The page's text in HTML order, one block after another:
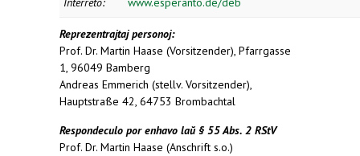
Reprezentrajtaj personoj:
Prof. Dr. Martin Haase (Vorsitzender), Pfarrgasse
1, 96049 Bamberg
Andreas Emmerich (stellv. Vorsitzender),
Hauptstraße 42, 64753 Brombachtal
Respondeculo por enhavo laŭ § 55 Abs. 2 RStV
Prof. Dr. Martin Haase (Anschrift s.o.)